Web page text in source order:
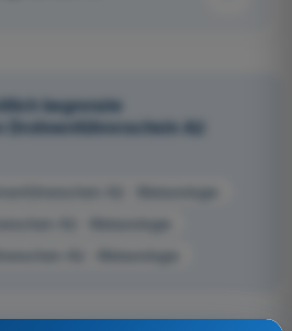
begrenzte
Drohnenführerschein A2
A2 - Meteorologie
A2 - Meteorologie
A2 - Meteorologie